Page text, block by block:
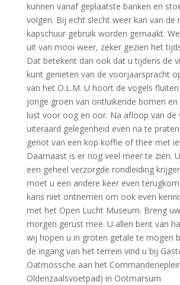
kunnen vanaf geplaatste banken en
volgen. Bij echt slecht weer kan van de
kapschuur gebruik worden gemaakt.
uit van mooi weer, zeker gezien het
Dat betekent dan ook dat u tijdens de
kunt genieten van de voorjaarspracht
van het O.L.M. U hoort de vogels
jonge groen van ontluikende bomen en
lust voor oog en oor. Na afloop van de
uiteraard gelegenheid even na te
genot van een kop koffie of thee met
Daarnaast is er nog veel meer te zien.
een geheel verzorgde rondleiding
moet u een andere keer even
kans niet ontnemen om ook even
met het Open Lucht Museum. Breng
morgen gerust mee. U allen bent van
wij hopen u in groten getale te mogen
de ingang van het terrein vind u bij
Oatmössche aan het
Oldenzaalsvoetpad) in Ootmarsum